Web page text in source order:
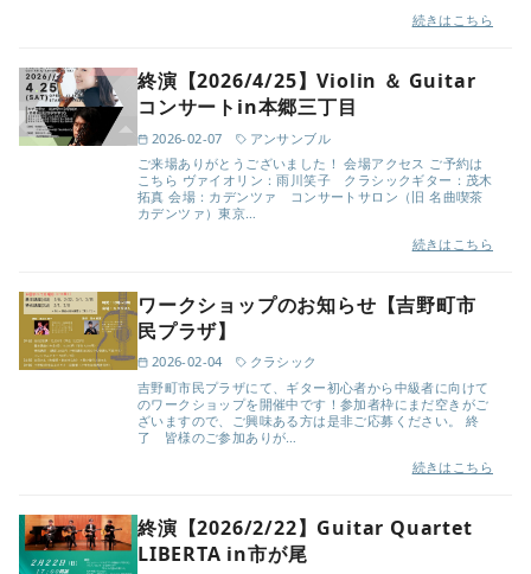
続きはこちら
終演【2026/4/25】Violin ＆ Guitar
コンサートin本郷三丁目
2026-02-07
アンサンブル
ご来場ありがとうございました！ 会場アクセス ご予約は
こちら ヴァイオリン：雨川笑子 クラシックギター：茂木
拓真 会場：カデンツァ コンサートサロン（旧 名曲喫茶
カデンツァ）東京…
続きはこちら
ワークショップのお知らせ【吉野町市
民プラザ】
2026-02-04
クラシック
吉野町市民プラザにて、ギター初心者から中級者に向けて
のワークショップを開催中です！参加者枠にまだ空きがご
ざいますので、ご興味ある方は是非ご応募ください。 終
了 皆様のご参加ありが…
続きはこちら
終演【2026/2/22】Guitar Quartet
LIBERTA in市が尾